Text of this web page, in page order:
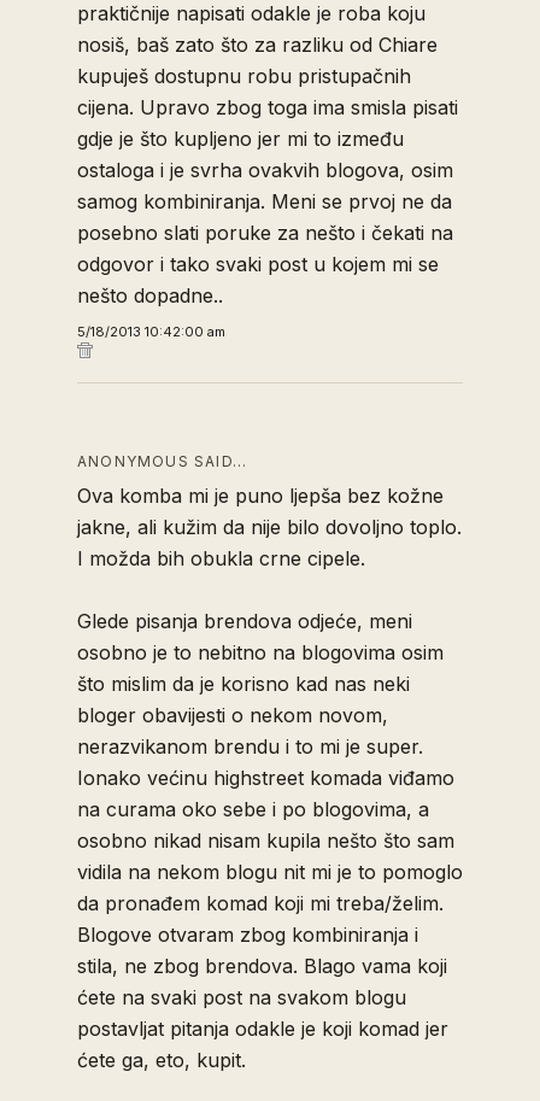
praktičnije napisati odakle je roba koju
nosiš, baš zato što za razliku od Chiare
kupuješ dostupnu robu pristupačnih
cijena. Upravo zbog toga ima smisla pisati
gdje je što kupljeno jer mi to između
ostaloga i je svrha ovakvih blogova, osim
samog kombiniranja. Meni se prvoj ne da
posebno slati poruke za nešto i čekati na
odgovor i tako svaki post u kojem mi se
nešto dopadne..
5/18/2013 10:42:00 am
ANONYMOUS SAID…
Ova komba mi je puno ljepša bez kožne
jakne, ali kužim da nije bilo dovoljno toplo.
I možda bih obukla crne cipele.
Glede pisanja brendova odjeće, meni
osobno je to nebitno na blogovima osim
što mislim da je korisno kad nas neki
bloger obavijesti o nekom novom,
nerazvikanom brendu i to mi je super.
Ionako većinu highstreet komada viđamo
na curama oko sebe i po blogovima, a
osobno nikad nisam kupila nešto što sam
vidila na nekom blogu nit mi je to pomoglo
da pronađem komad koji mi treba/želim.
Blogove otvaram zbog kombiniranja i
stila, ne zbog brendova. Blago vama koji
ćete na svaki post na svakom blogu
postavljat pitanja odakle je koji komad jer
ćete ga, eto, kupit.